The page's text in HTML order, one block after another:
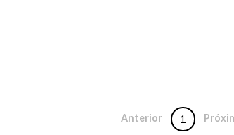
Anterior 1